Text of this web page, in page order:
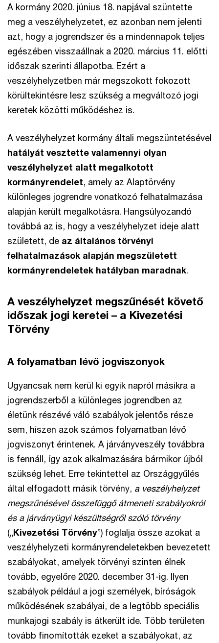
A kormány 2020. június 18. napjával szüntette
meg a veszélyhelyzetet, ez azonban nem jelenti
azt, hogy a jogrendszer és a mindennapok teljes
egészében visszaállnak a 2020. március 11. előtti
időszak szerinti állapotba. Ezért a
veszélyhelyzetben már megszokott fokozott
körültekintésre lesz szükség a megváltozó jogi
keretek közötti működéshez is.
A veszélyhelyzet kormány általi megszüntetésével
hatályát vesztette valamennyi olyan
veszélyhelyzet alatt megalkotott
kormányrendelet, amely az Alaptörvény
különleges jogrendre vonatkozó felhatalmazása
alapján került megalkotásra. Hangsúlyozandó
továbbá az is, hogy a veszélyhelyzet ideje alatt
született, de az általános törvényi
felhatalmazások alapján megszületett
kormányrendeletek hatályban maradnak.
A veszélyhelyzet megszűnését követő
időszak jogi keretei – a Kivezetési
Törvény
A folyamatban lévő jogviszonyok
Ugyancsak nem kerül ki egyik napról másikra a
jogrendszerből a különleges jogrendben az
életünk részévé váló szabályok jelentős része
sem, hiszen azok számos folyamatban lévő
jogviszonyt érintenek. A járványveszély továbbra
is fennáll, így azok alkalmazására bármikor újból
szükség lehet. Erre tekintettel az Országgyűlés
által elfogadott másik törvény, a veszélyhelyzet
megszűnésével összefüggő átmeneti szabályokról
és a járványügyi készültségről szóló törvény
(„Kivezetési Törvény”) foglalja össze azokat a
veszélyhelyzeti kormányrendeletekben bevezetett
szabályokat, amelyek törvényi szinten élnek
tovább, egyelőre 2020. december 31-ig. Ilyen
szabályok például a jogi személyek, bíróságok
működésének szabályai, de a legtöbb speciális
munkajogi szabály is átkerült ide. Több területen
tovább finomították ezeket a szabályokat, az